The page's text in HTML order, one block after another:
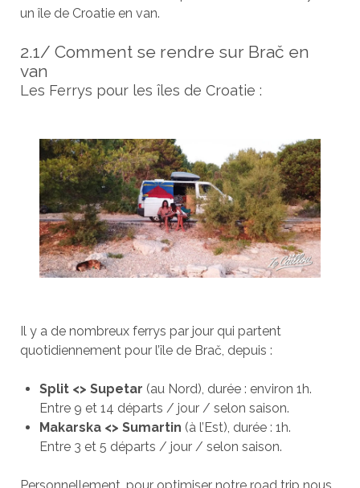
un île de Croatie en van.
2.1/ Comment se rendre sur Brač en
van
Les Ferrys pour les îles de Croatie :
Il y a de nombreux ferrys par jour qui partent
quotidiennement pour l’île de Brač, depuis :
Split <> Supetar (au Nord), durée : environ 1h.
Entre 9 et 14 départs / jour / selon saison.
Makarska <> Sumartin (à l’Est), durée : 1h.
Entre 3 et 5 départs / jour / selon saison.